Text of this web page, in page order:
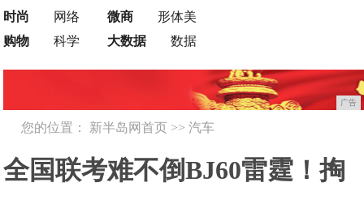
时尚
网络
购物
科学
微商
形体美
大数据
数据
广告
您的位置： 新半岛网首页 >>汽车
全国联考难不倒BJ60雷霆！掏